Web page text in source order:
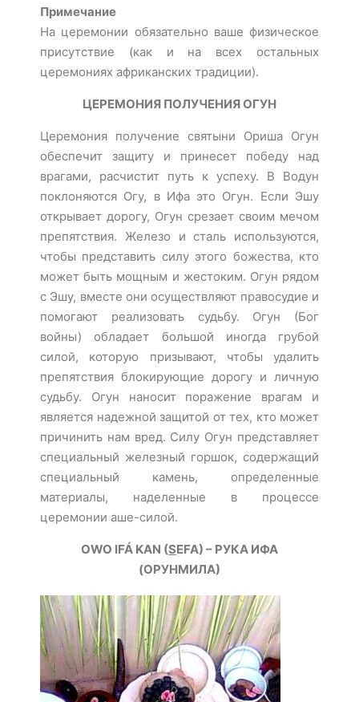
Примечание
На церемонии обязательно ваше физическое
присутствие (как и на всех остальных
церемониях африканских традиции).
ЦЕРЕМОНИЯ ПОЛУЧЕНИЯ ОГУН
Церемония получение святыни Ориша Огун
обеспечит защиту и принесет победу над
врагами, расчистит путь к успеху. В Водун
поклоняются Огу, в Ифа это Огун. Если Эшу
открывает дорогу, Огун срезает своим мечом
препятствия. Железо и сталь используются,
чтобы представить силу этого божества, кто
может быть мощным и жестоким. Огун рядом
с Эшу, вместе они осуществляют правосудие и
помогают реализовать судьбу. Огун (Бог
войны) обладает большой иногда грубой
силой, которую призывают, чтобы удалить
препятствия блокирующие дорогу и личную
судьбу. Огун наносит поражение врагам и
является надежной защитой от тех, кто может
причинить нам вред. Силу Огун представляет
специальный железный горшок, содержащий
специальный камень, определенные
материалы, наделенные в процессе
церемонии аше-силой.
OWO IFÁ KAN (SEFA) – РУКА ИФА
(ОРУНМИЛА)